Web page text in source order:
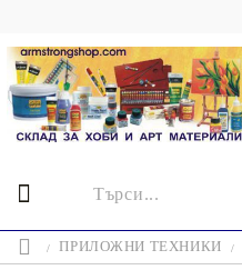
ПРИЛОЖНИ ТЕХНИКИ